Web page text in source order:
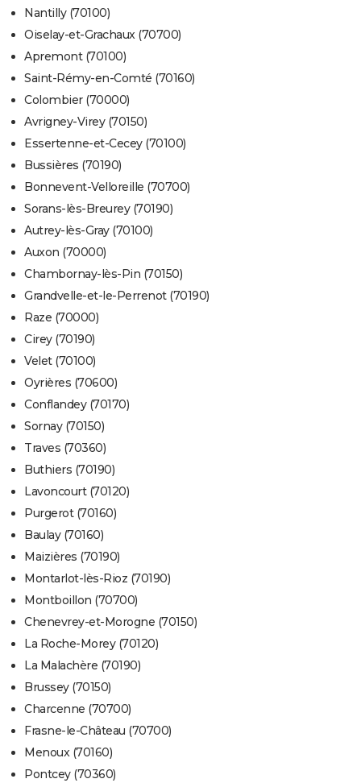
Nantilly (70100)
Oiselay-et-Grachaux (70700)
Apremont (70100)
Saint-Rémy-en-Comté (70160)
Colombier (70000)
Avrigney-Virey (70150)
Essertenne-et-Cecey (70100)
Bussières (70190)
Bonnevent-Velloreille (70700)
Sorans-lès-Breurey (70190)
Autrey-lès-Gray (70100)
Auxon (70000)
Chambornay-lès-Pin (70150)
Grandvelle-et-le-Perrenot (70190)
Raze (70000)
Cirey (70190)
Velet (70100)
Oyrières (70600)
Conflandey (70170)
Sornay (70150)
Traves (70360)
Buthiers (70190)
Lavoncourt (70120)
Purgerot (70160)
Baulay (70160)
Maizières (70190)
Montarlot-lès-Rioz (70190)
Montboillon (70700)
Chenevrey-et-Morogne (70150)
La Roche-Morey (70120)
La Malachère (70190)
Brussey (70150)
Charcenne (70700)
Frasne-le-Château (70700)
Menoux (70160)
Pontcey (70360)